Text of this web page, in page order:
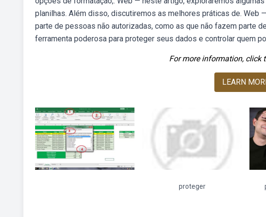
planilhas. Além disso, discutiremos as melhores práticas de.
parte de pessoas não autorizadas, como as que não fazem parte
ferramenta poderosa para proteger seus dados e controlar quem
For more information, click
LEARN
proteger